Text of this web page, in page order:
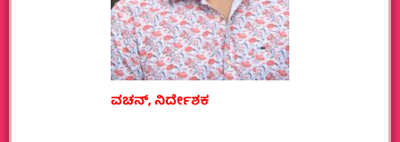
ವಚನ್‌, ನಿರ್ದೇಶಕ